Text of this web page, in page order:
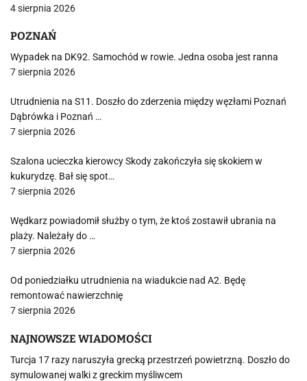
4 sierpnia 2026
POZNAŃ
Wypadek na DK92. Samochód w rowie. Jedna osoba jest ranna
7 sierpnia 2026
Utrudnienia na S11. Doszło do zderzenia między węzłami Poznań
Dąbrówka i Poznań …
7 sierpnia 2026
Szalona ucieczka kierowcy Skody zakończyła się skokiem w
kukurydzę. Bał się spot…
7 sierpnia 2026
Wędkarz powiadomił służby o tym, że ktoś zostawił ubrania na
plaży. Należały do …
7 sierpnia 2026
Od poniedziałku utrudnienia na wiadukcie nad A2. Będę
remontować nawierzchnię
7 sierpnia 2026
NAJNOWSZE WIADOMOŚCI
Turcja 17 razy naruszyła grecką przestrzeń powietrzną. Doszło do
symulowanej walki z greckim myśliwcem